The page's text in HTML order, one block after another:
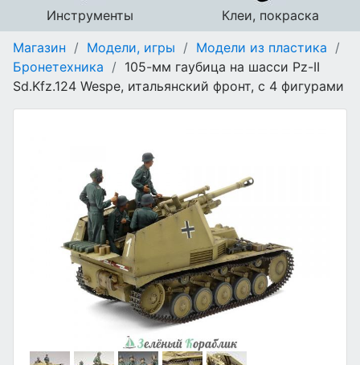
Инструменты
Клеи, покраска
Магазин / Модели, игры / Модели из пластика /
Бронетехника / 105-мм гаубица на шасси Pz-II
Sd.Kfz.124 Wespe, итальянский фронт, с 4 фигурами